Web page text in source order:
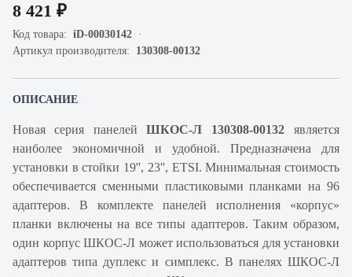
8 421 ₽
Код товара: iD-00030142
Артикул производителя: 130308-00132
ОПИСАНИЕ
Новая серия панелей ШКОС-Л 130308-00132 является
наиболее экономичной и удобной. Предназначена для
установки в стойки 19'', 23'', ETSI. Минимальная стоимость
обеспечивается сменными пластиковыми планками на 96
адаптеров. В комплекте панелей исполнения «корпус»
планки включены на все типы адаптеров. Таким образом,
один корпус ШКОС-Л может использоваться для установки
адаптеров типа дуплекс и симплекс. В панелях ШКОС-Л